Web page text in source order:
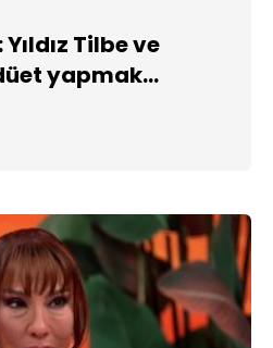
Tilbe ve
yapmak